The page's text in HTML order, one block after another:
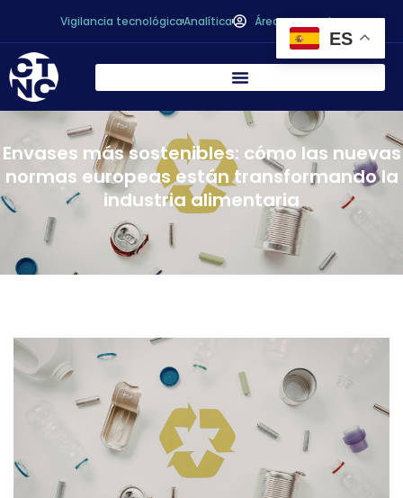
Vigilancia tecnológicaAnalítica Área personal
Envases más sostenibles: cómo las nuevas
normas europeas están transformando la
industria alimentaria
ES